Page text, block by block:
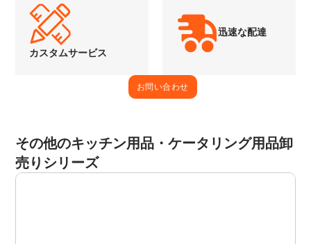
カスタムサービス
迅速な配達
お問い合わせ
その他のキッチン用品・ケータリング用品卸
売りシリーズ